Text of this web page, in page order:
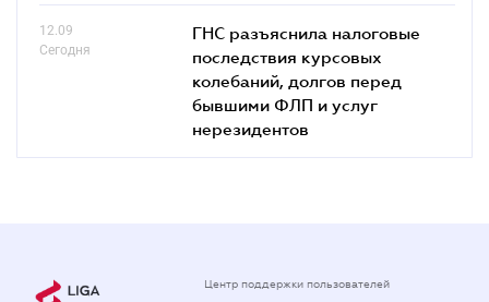
12.09
Сегодня
ГНС разъяснила налоговые
последствия курсовых
колебаний, долгов перед
бывшими ФЛП и услуг
нерезидентов
Центр поддержки пользователей